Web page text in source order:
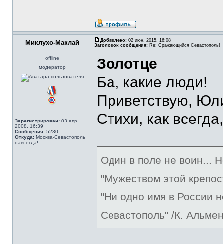
Миклухо-Маклай Добавлено: 02 июн, 2015, 16:08
Заголовок сообщения: Re: Сражающийся Севастополь!
offline
модератор
Зарегистрирован: 03 апр,
2008, 16:39
Сообщения: 5230
Откуда: Москва-Севастополь
навсегда!
Золотце
Ба, какие люди!
Приветствую,
Стихи, как
Один в поле не воин...
"Мужеством этой
"Ни одно имя в России
Севастополь" /К.